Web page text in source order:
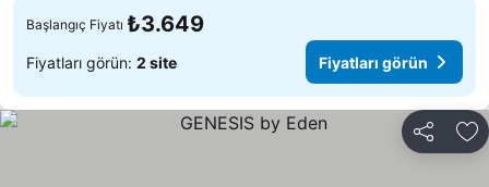
Başlangıç Fiyatı ₺3.649
Fiyatları görün: 2 site Fiyatları görün
Paylaş